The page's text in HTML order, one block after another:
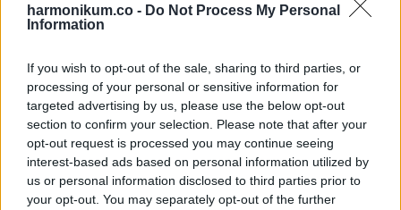
harmonikum.co - Do Not Process My Personal
Information
If you wish to opt-out of the sale, sharing to third parties, or
processing of your personal or sensitive information for
targeted advertising by us, please use the below opt-out
section to confirm your selection. Please note that after your
opt-out request is processed you may continue seeing
interest-based ads based on personal information utilized by
us or personal information disclosed to third parties prior to
your opt-out. You may separately opt-out of the further
Visszamentem a szobámba, de nem jött álom a szememre.
ültem. Hideg vacsorák. Beszélgetések, amiket el akartam
kezdeni, aztán lenyeltem. Nem az volt a baj, hogy elfogyott a
szeretet. Az volt a baj, hogy nem tudtuk kimondani, mikor kell
segítség.
Hajnalban felébresztettem Meerát. Félálomban nézett rám,